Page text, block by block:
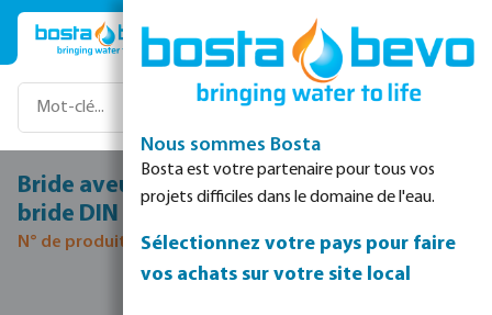
Passer au contenu principal
Bride aveugle acier inoxydable 316 DN150
bride DIN 16bar DN150 PN16
N° de produit 0080662
Nous sommes Bosta
Bosta est votre partenaire pour tous vos
projets difficiles dans le domaine de l'eau.
Sélectionnez votre pays pour faire
vos achats sur votre site local